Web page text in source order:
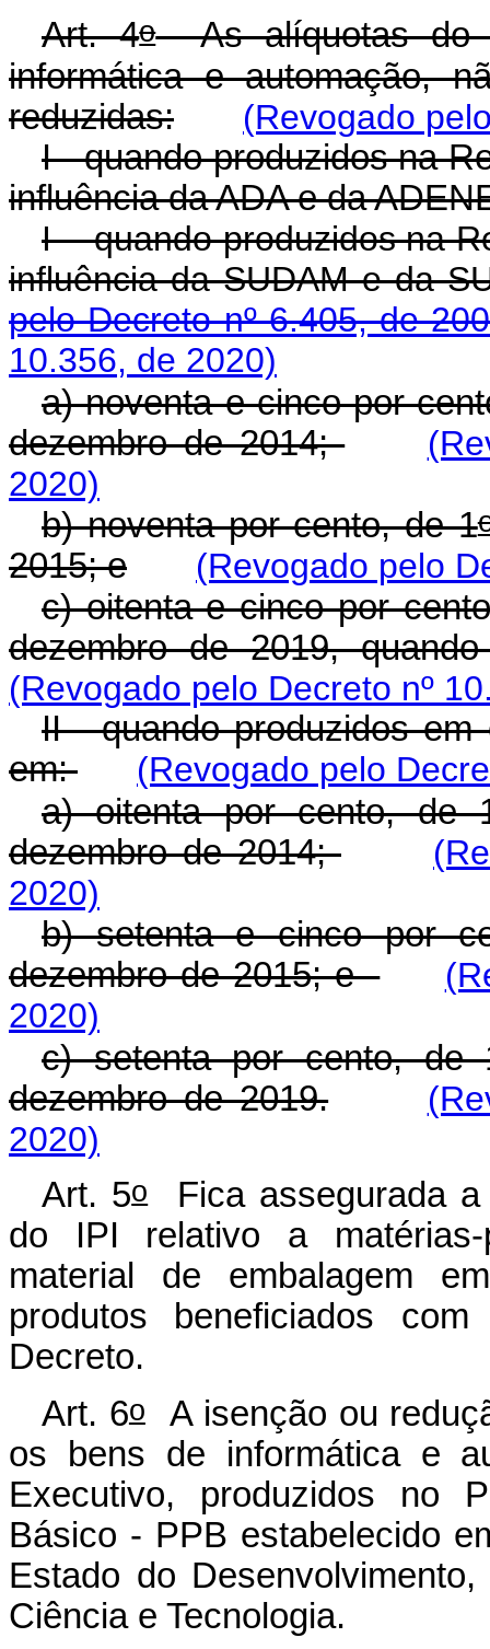
Art. 4oAs alíquotas do
informática e automação,
reduzidas:
(Revogado
I - quando produzidos na
influência da ADA e da
I - quando produzidos na
influência da SUDAM e
pelo Decreto nº 6.405, de
10.356, de 2020)
a) noventa e cinco por
dezembro de 2014;
2020)
b) noventa por cento, de 1
2015; e
(Revogado pelo
c) oitenta e cinco por
dezembro de 2019,
(Revogado pelo Decreto nº
II - quando produzidos em
em:
(Revogado pelo
a) oitenta por cento, de
dezembro de 2014;
2020)
b) setenta e cinco por
dezembro de 2015; e
2020)
c) setenta por cento, de
dezembro de 2019.
2020)
Art. 5oFica assegurada a
do IPI relativo a matérias-
material de embalagem
produtos beneficiados
Decreto.
Art. 6oA isenção ou
os bens de informática e
Executivo, produzidos no
Básico - PPB estabelecido
Estado do
Ciência e Tecnologia.